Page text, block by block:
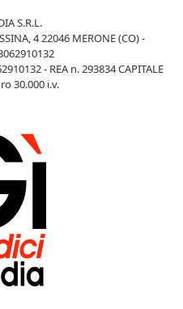
S.R.L.
4 22046 MERONE (CO) -
- REA n. 293834 CAPITALE
30.000 i.v.